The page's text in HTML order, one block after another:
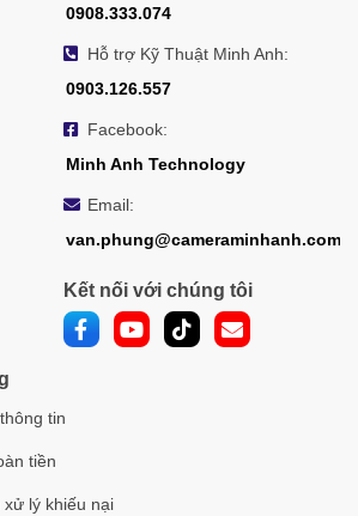
0908.333.074
Hỗ trợ Kỹ Thuật Minh Anh:
0903.126.557
Facebook:
Minh Anh Technology
Email:
van.phung@cameraminhanh.com
Kết nối với chúng tôi
tin
tiền
lý khiếu nại